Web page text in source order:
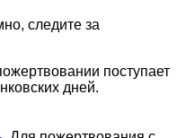
следите за
поступает
дней.